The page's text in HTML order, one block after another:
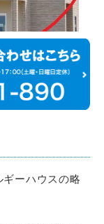
ーハウスの略